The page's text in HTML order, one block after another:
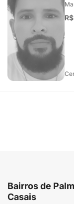
Bairros de
Casais